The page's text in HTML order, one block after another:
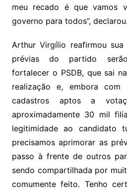
meu recado é que vamos
governo para todos”, declarou.
Arthur Virgílio reafirmou
prévias do partido
fortalecer o PSDB, que sai
realização e, embora com
cadastros aptos a
aproximadamente 30 mil
legitimidade ao candidato
precisamos aprimorar as
passo à frente de outros
sendo compartilhada por
comumente feito. Tenho